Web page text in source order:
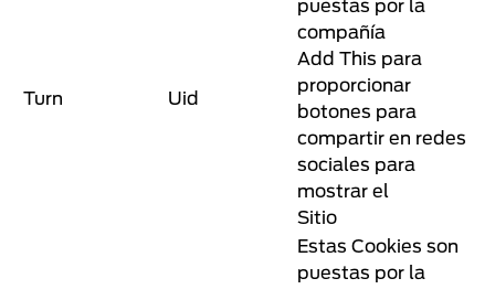
Turn Uid
puestas por la
compañía
Add This para
proporcionar
botones para
compartir en redes
sociales para
mostrar el
Sitio
Estas Cookies son
puestas por la